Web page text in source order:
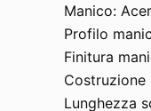
Manico:
Profilo
Finitura
Lunghezza